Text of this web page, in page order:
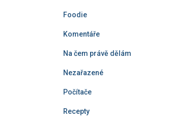
Foodie
Komentáře
Na čem právě dělám
Nezařazené
Počítače
Recepty